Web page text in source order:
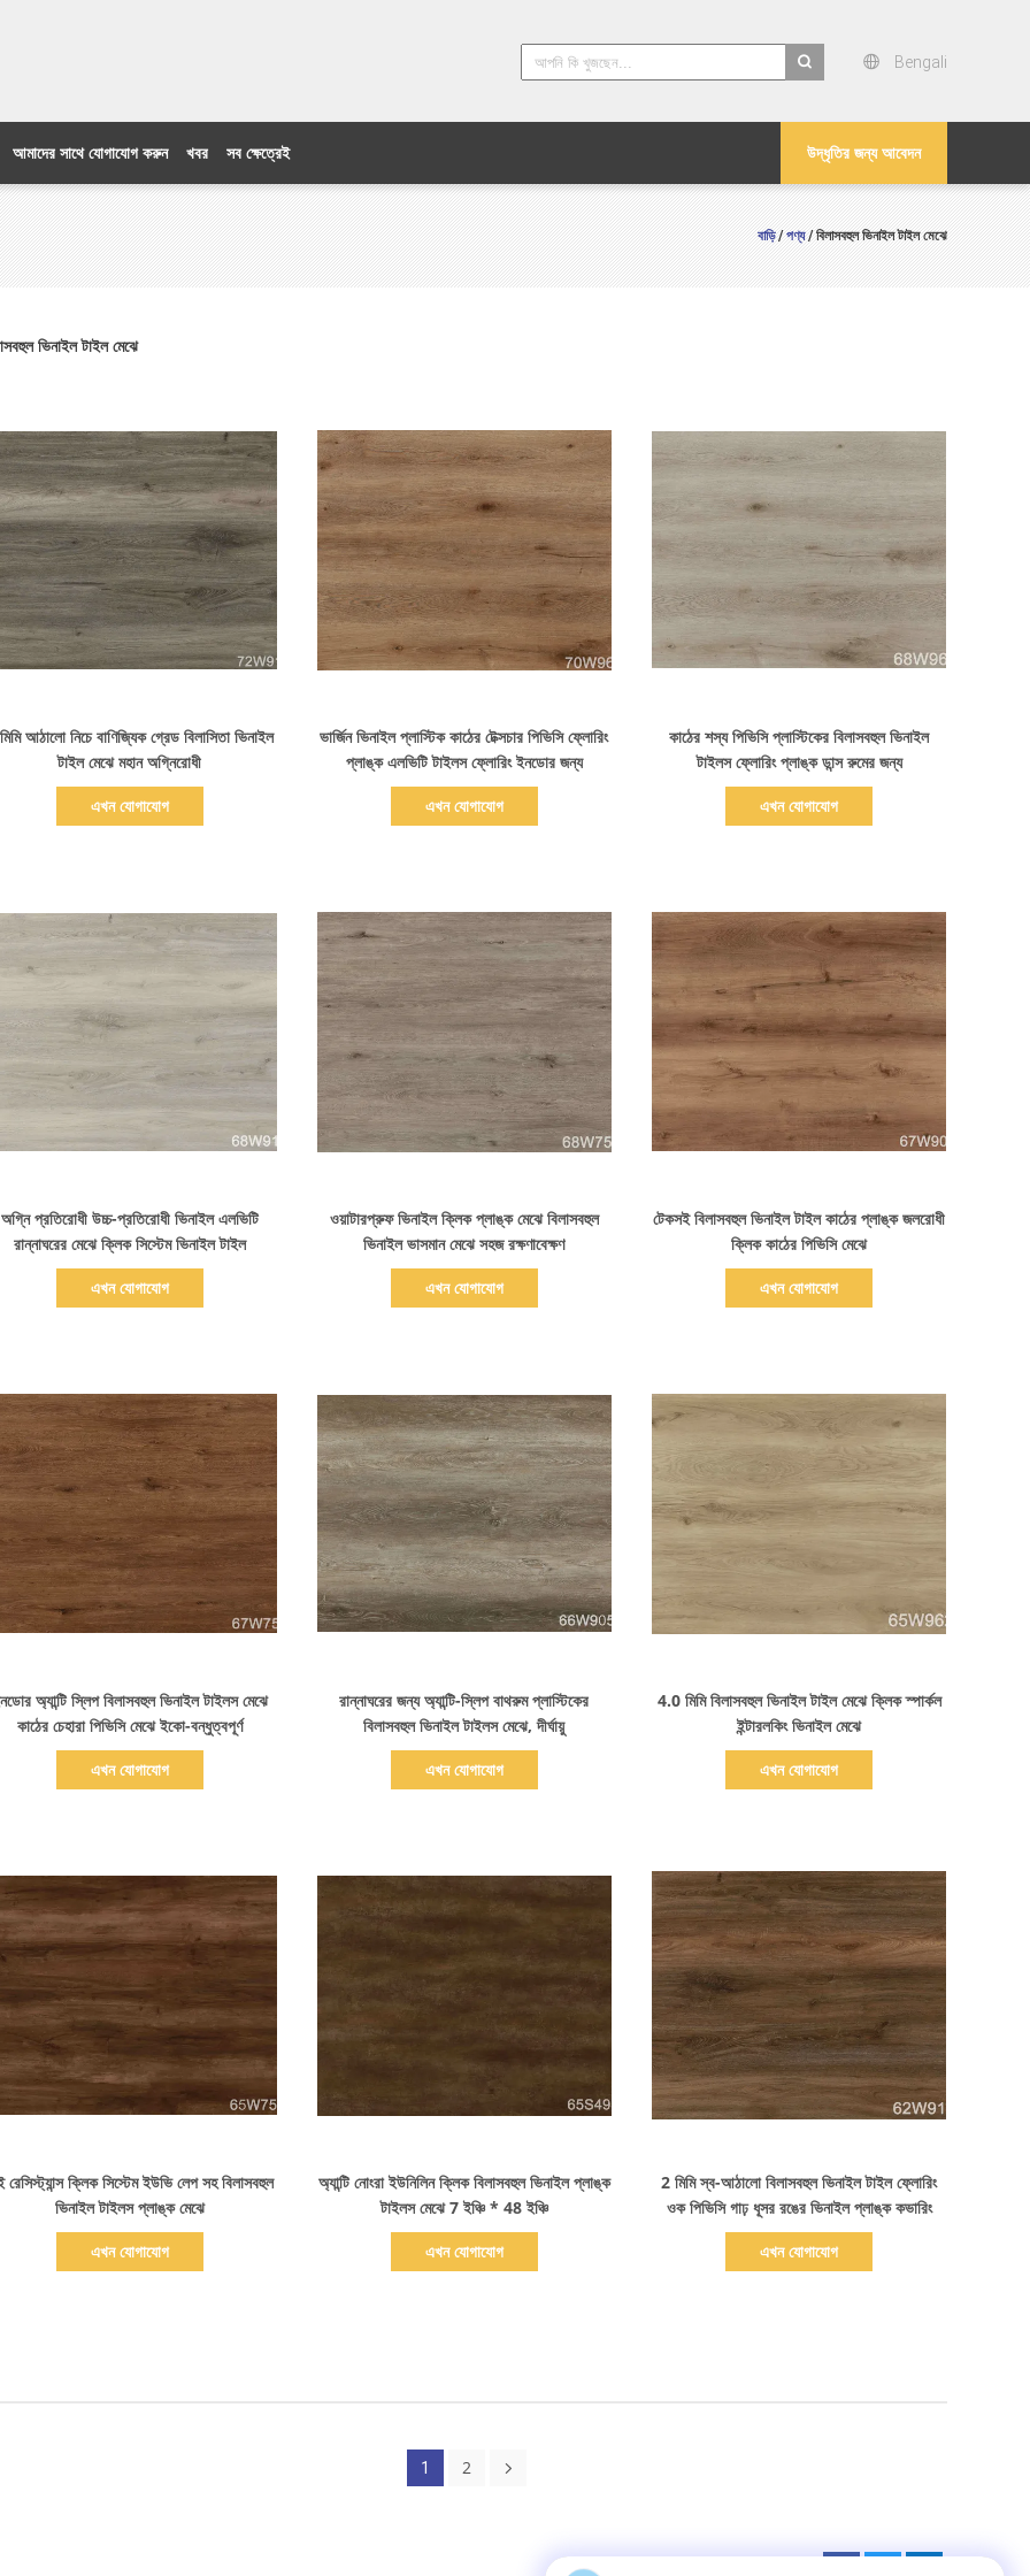
Bengali
উদ্ধৃতির জন্য আবেদন
আমাদের সাথে যোগাযোগ করুন খবর সব ক্ষেত্রেই
বাড়ি /পণ্য/ বিলাসবহুল ভিনাইল টাইল মেঝে
ভিনাইল টাইল মেঝে
আঠালো নিচে বাণিজ্যিক গ্রেড বিলাসিতা ভিনাইল
টাইল মেঝে মহান অগ্নিরোধী
এখন যোগাযোগ
বিস্তারিত দেখাও
ভার্জিন ভিনাইল প্লাস্টিক কাঠের টেক্সচার পিভিসি ফ্লোরিং
প্লাঙ্ক এলভিটি টাইলস ফ্লোরিং ইনডোর জন্য
এখন যোগাযোগ
কাঠের শস্য পিভিসি প্লাস্টিকের বিলাসবহুল ভিনাইল
টাইলস ফ্লোরিং প্লাঙ্ক ডান্স রুমের জন্য
এখন যোগাযোগ
অগ্নি প্রতিরোধী উচ্চ-প্রতিরোধী ভিনাইল এলভিটি
রান্নাঘরের মেঝে ক্লিক সিস্টেম ভিনাইল টাইল
এখন যোগাযোগ
ওয়াটারপ্রুফ ভিনাইল ক্লিক প্লাঙ্ক মেঝে বিলাসবহুল
ভিনাইল ভাসমান মেঝে সহজ রক্ষণাবেক্ষণ
এখন যোগাযোগ
বিস্তারিত দেখাও
টেকসই বিলাসবহুল ভিনাইল টাইল কাঠের প্লাঙ্ক জলরোধী
ক্লিক কাঠের পিভিসি মেঝে
এখন যোগাযোগ
অ্যান্টি স্লিপ বিলাসবহুল ভিনাইল টাইলস মেঝে
কাঠের চেহারা পিভিসি মেঝে ইকো-বন্ধুত্বপূর্ণ
এখন যোগাযোগ
রান্নাঘরের জন্য অ্যান্টি-স্লিপ বাথরুম প্লাস্টিকের
বিলাসবহুল ভিনাইল টাইলস মেঝে, দীর্ঘায়ু
এখন যোগাযোগ
4.0 মিমি বিলাসবহুল ভিনাইল টাইল মেঝে ক্লিক স্পার্কল
ইন্টারলকিং ভিনাইল মেঝে
এখন যোগাযোগ
রেসিস্ট্যান্স ক্লিক সিস্টেম ইউভি লেপ সহ বিলাসবহুল
ভিনাইল টাইলস প্লাঙ্ক মেঝে
এখন যোগাযোগ
অ্যান্টি নোংরা ইউনিলিন ক্লিক বিলাসবহুল ভিনাইল প্লাঙ্ক
টাইলস মেঝে 7 ইঞ্চি * 48 ইঞ্চি
এখন যোগাযোগ
2 মিমি স্ব-আঠালো বিলাসবহুল ভিনাইল টাইল ফ্লোরিং
ওক পিভিসি গাঢ় ধূসর রঙের ভিনাইল প্লাঙ্ক কভারিং
এখন যোগাযোগ
1 2